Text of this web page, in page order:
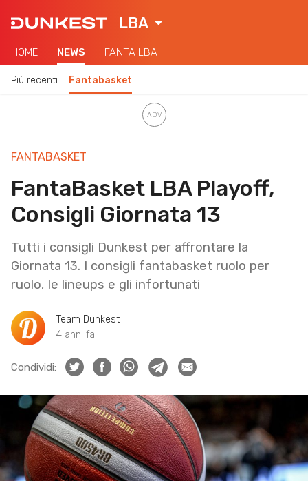
LBA
HOME NEWS FANTA LBA
Più recenti Fantabasket
FANTABASKET
FantaBasket LBA Playoff,
Consigli Giornata 13
Tutti i consigli Dunkest per affrontare la
Giornata 13. I consigli fantabasket ruolo per
ruolo, le lineups e gli infortunati
Team Dunkest
4 anni fa
Condividi: